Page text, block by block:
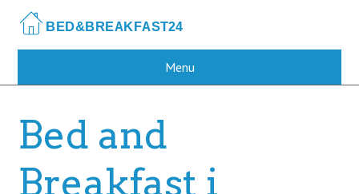
main
Menu
Bed and
Breakfast i